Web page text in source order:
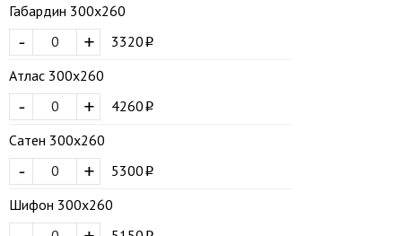
Габардин 300х260
+
-
3320
Атлас 300х260
+
-
4260
Сатен 300х260
+
-
5300
Шифон 300х260